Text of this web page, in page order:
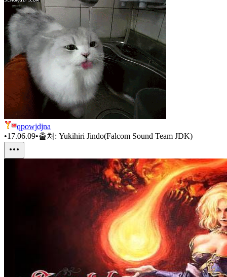
qpowjdjna
•17.06.09•출처: Yukihiri Jindo(Falcom Sound Team JDK)